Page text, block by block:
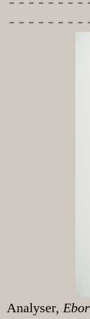
Analyser,